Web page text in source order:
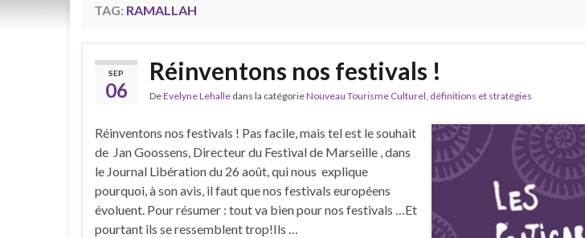
TAG: RAMALLAH
SEP
06
Réinventons nos festivals !
DeEvelyne Lehalle dans la catégorieNouveau Tourisme Culturel, définitions et stratégies
Réinventons nos festivals ! Pas facile, mais tel est le souhait
de Jan Goossens, Directeur du Festival de Marseille , dans
le Journal Libération du 26 août, qui nous explique
pourquoi, à son avis, il faut que nos festivals européens
évoluent. Pour résumer : tout va bien pour nos festivals …Et
pourtant ils se ressemblent trop!Ils …